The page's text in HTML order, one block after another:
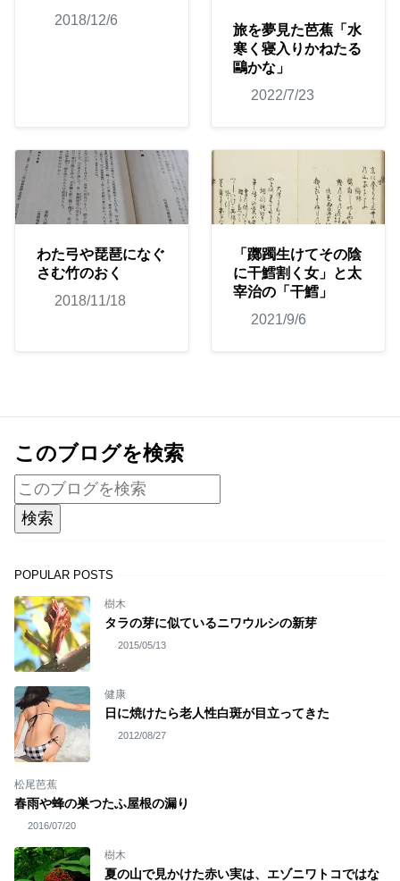
2018/12/6
旅を夢見た芭蕉「水
寒く寝入りかねたる
鷗かな」
2022/7/23
わた弓や琵琶になぐ
さむ竹のおく
2018/11/18
「躑躅生けてその陰
に干鱈割く女」と太
宰治の「干鱈」
2021/9/6
このブログを検索
POPULAR POSTS
樹木
タラの芽に似ているニワウルシの新芽
2015/05/13
健康
日に焼けたら老人性白斑が目立ってきた
2012/08/27
松尾芭蕉
春雨や蜂の巣つたふ屋根の漏り
2016/07/20
樹木
夏の山で見かけた赤い実は、エゾニワトコではな